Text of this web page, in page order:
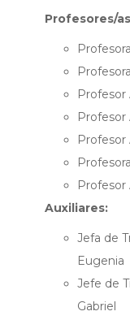
Profesores/
Profesor
Profesor
Profesor
Profesor
Auxiliares:
Jefa de
Eugenia
Jefe de
Gabriel